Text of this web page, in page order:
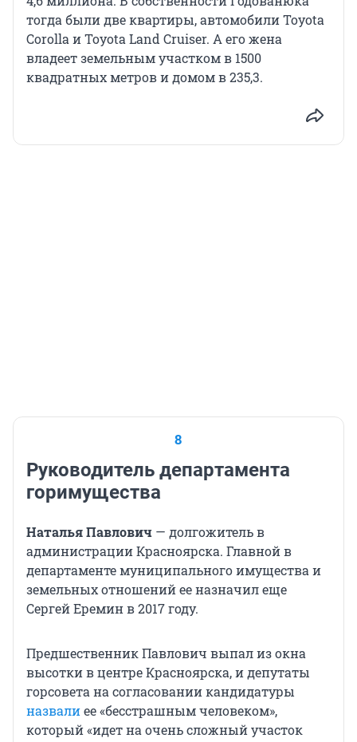
тогда были две квартиры, автомобили Toyota
Corolla и Toyota Land Cruiser. А его жена
владеет земельным участком в 1500
квадратных метров и домом в 235,3.
8
Руководитель департамента
горимущества
Наталья Павлович — долгожитель в
администрации Красноярска. Главной в
департаменте муниципального имущества и
земельных отношений ее назначил еще
Сергей Еремин в 2017 году.
Предшественник Павлович выпал из окна
высотки в центре Красноярска, и депутаты
горсовета на согласовании кандидатуры
назвалиее «бесстрашным человеком»,
который «идет на очень сложный участок